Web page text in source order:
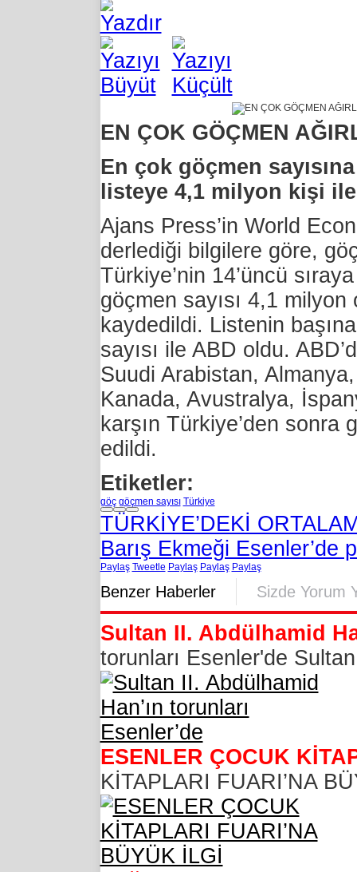
EN ÇOK GÖÇMEN
En çok göçmen
listeye 4,1 milyon kişi
Ajans Press’in World
derlediği bilgilere göre,
Türkiye’nin 14’üncü
göçmen sayısı 4,1
kaydedildi. Listenin
sayısı ile ABD oldu.
Suudi Arabistan,
Kanada, Avustralya,
karşın Türkiye’den
edildi.
Etiketler:
göç göçmen sayısı Türkiye
TÜRKİYE’DEKİ
Barış Ekmeği Esenler’de
Paylaş Tweetle Paylaş Paylaş Paylaş
Benzer Haberler Sizde Yorum
Sultan II. Abdülhamid
torunları Esenler'de
ESENLER ÇOCUK
KİTAPLARI FUARI’NA